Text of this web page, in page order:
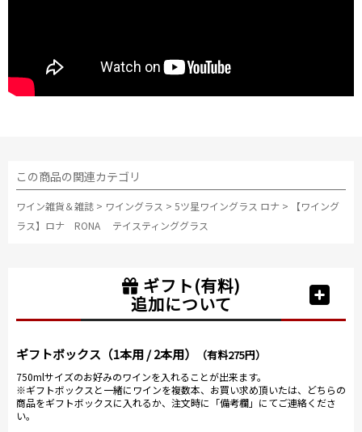
この商品の関連カテゴリ
ワイン雑貨＆雑誌 > ワイングラス > 5ツ星ワイングラス ロナ >
【ワイング
ラス】ロナ RONA テイスティンググラス
ギフト(有料)
追加について
ギフトボックス（1本用 / 2本用） （有料275円）
750mlサイズのお好みのワインを入れることが出来ます。
※ギフトボックスと一緒にワインを複数本、お買い求め頂いたは、どちらの
商品をギフトボックスに入れるか、注文時に「備考欄」にてご連絡くださ
い。